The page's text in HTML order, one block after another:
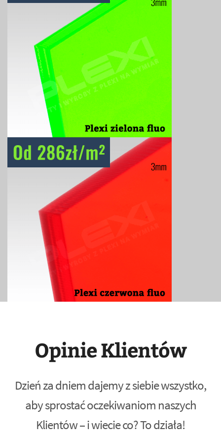
Opinie Klientów
Dzień za dniem dajemy z siebie wszystko,
aby sprostać oczekiwaniom naszych
Klientów – i wiecie co? To działa!